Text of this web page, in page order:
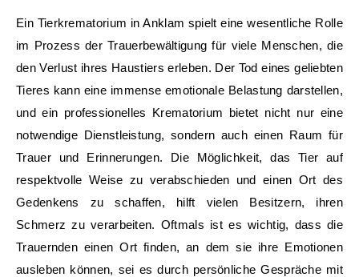
Ein Tierkrematorium in Anklam spielt eine wesentliche Rolle
im Prozess der Trauerbewältigung für viele Menschen, die
den Verlust ihres Haustiers erleben. Der Tod eines geliebten
Tieres kann eine immense emotionale Belastung darstellen,
und ein professionelles Krematorium bietet nicht nur eine
notwendige Dienstleistung, sondern auch einen Raum für
Trauer und Erinnerungen. Die Möglichkeit, das Tier auf
respektvolle Weise zu verabschieden und einen Ort des
Gedenkens zu schaffen, hilft vielen Besitzern, ihren
Schmerz zu verarbeiten. Oftmals ist es wichtig, dass die
Trauernden einen Ort finden, an dem sie ihre Emotionen
ausleben können, sei es durch persönliche Gespräche mit